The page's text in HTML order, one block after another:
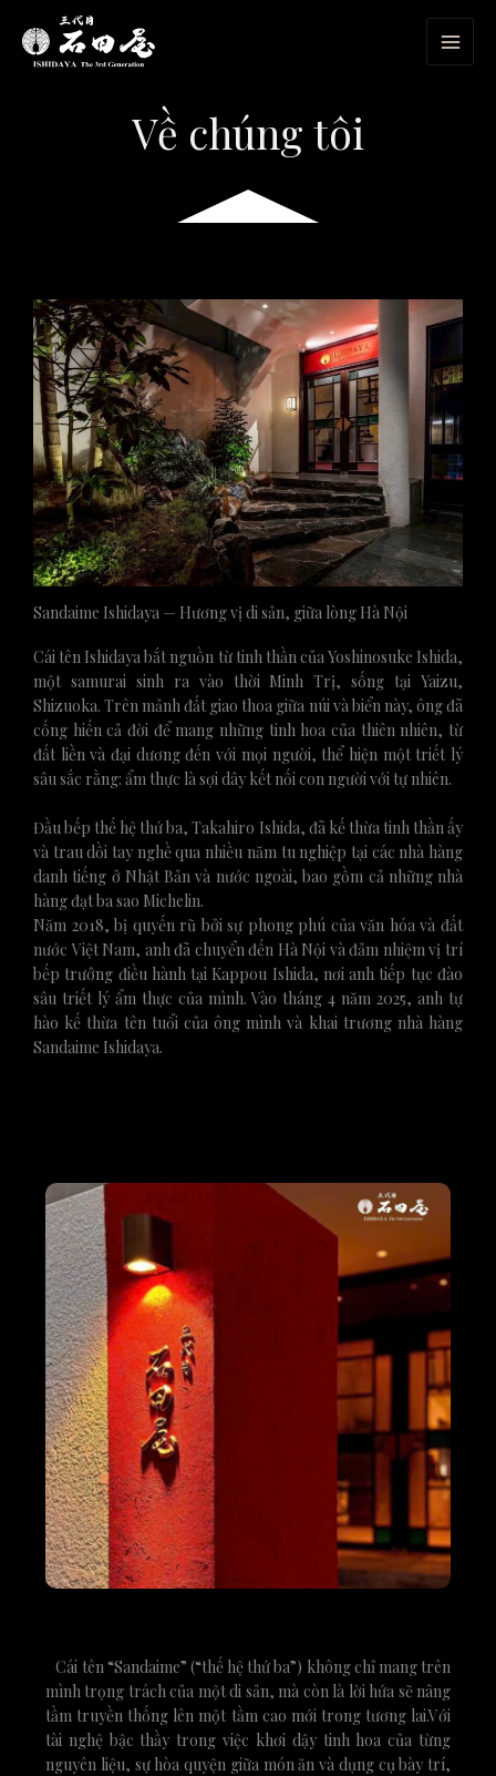
Về chúng tôi
Sandaime Ishidaya — Hương vị di sản, giữa lòng Hà Nội
Cái tên Ishidaya bắt nguồn từ tinh thần của Yoshinosuke Ishida,
một samurai sinh ra vào thời Minh Trị, sống tại Yaizu,
Shizuoka. Trên mảnh đất giao thoa giữa núi và biển này, ông đã
cống hiến cả đời để mang những tinh hoa của thiên nhiên, từ
đất liền và đại dương đến với mọi người, thể hiện một triết lý
sâu sắc rằng: ẩm thực là sợi dây kết nối con người với tự nhiên.
Đầu bếp thế hệ thứ ba, Takahiro Ishida, đã kế thừa tinh thần ấy
và trau dồi tay nghề qua nhiều năm tu nghiệp tại các nhà hàng
danh tiếng ở Nhật Bản và nước ngoài, bao gồm cả những nhà
hàng đạt ba sao Michelin.
Năm 2018, bị quyến rũ bởi sự phong phú của văn hóa và đất
nước Việt Nam, anh đã chuyển đến Hà Nội và đảm nhiệm vị trí
bếp trưởng điều hành tại Kappou Ishida, nơi anh tiếp tục đào
sâu triết lý ẩm thực của mình. Vào tháng 4 năm 2025, anh tự
hào kế thừa tên tuổi của ông mình và khai trương nhà hàng
Sandaime Ishidaya.
Cái tên “Sandaime” (“thế hệ thứ ba”) không chỉ mang trên
mình trọng trách của một di sản, mà còn là lời hứa sẽ nâng
tầm truyền thống lên một tầm cao mới trong tương lai.Với
tài nghệ bậc thầy trong việc khơi dậy tinh hoa của từng
nguyên liệu, sự hòa quyện giữa món ăn và dụng cụ bày trí,